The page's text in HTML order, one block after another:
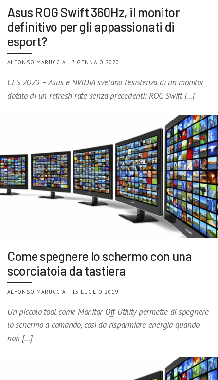
Asus ROG Swift 360Hz, il monitor
definitivo per gli appassionati di
esport?
ALFONSO MARUCCIA | 7 GENNAIO 2020
CES 2020 – Asus e NVIDIA svelano l’esistenza di un monitor
dotato di un refresh rate senza precedenti: ROG Swift […]
Come spegnere lo schermo con una
scorciatoia da tastiera
ALFONSO MARUCCIA | 15 LUGLIO 2019
Un piccolo tool come Monitor Off Utility permette di spegnere
lo schermo a comando, così da risparmiare energia quando
non […]